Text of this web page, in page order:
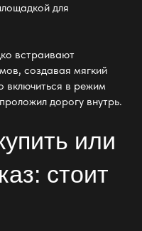
для
встраивают
создавая мягкий
включиться в режим
дорогу внутрь.
или
стоит